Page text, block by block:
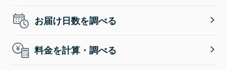
お届け日数を調べる
料金を計算・調べる